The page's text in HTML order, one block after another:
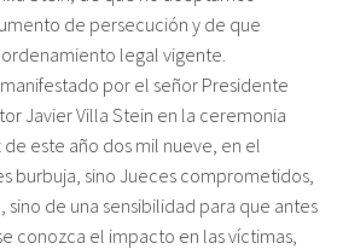
de persecución y de que
legal vigente.
por el señor Presidente
Javier Villa Stein en la ceremonia
este año dos mil nueve, en el
burbuja, sino Jueces comprometidos,
de una sensibilidad para que antes
conozca el impacto en las víctimas,